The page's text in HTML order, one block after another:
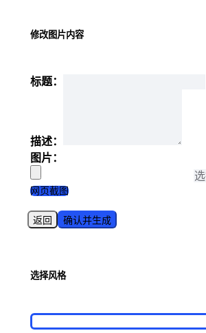
修改图片内容
标题：
描述：
图片：
网页截图
返回 确认并生成
选择风格